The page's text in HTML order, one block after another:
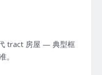
tract 房屋 — 典型框
。